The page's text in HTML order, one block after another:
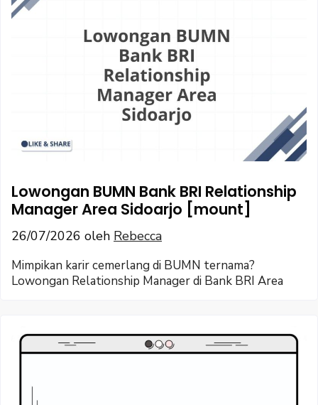
Lowongan BUMN Bank BRI Relationship
Manager Area Sidoarjo [mount]
26/07/2026 oleh Rebecca
Mimpikan karir cemerlang di BUMN ternama?
Lowongan Relationship Manager di Bank BRI Area